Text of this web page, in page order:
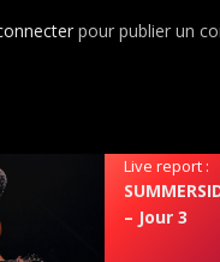
pour publier un
Live report :
– Jour 3